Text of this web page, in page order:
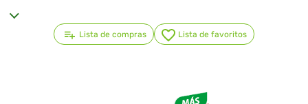
Lista de compras Lista de favoritos